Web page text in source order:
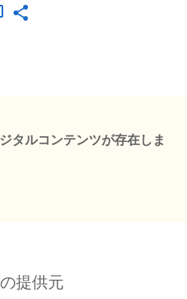
タルコンテンツが存在しま
提供元